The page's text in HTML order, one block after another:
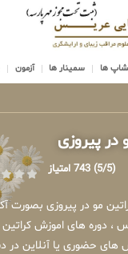
ها سمینار ها آزمون
در پیروزی
(5/5) 743 امتیاز
مو در پیروزی
، دوره های اموزش
های حضوری یا آنلاین